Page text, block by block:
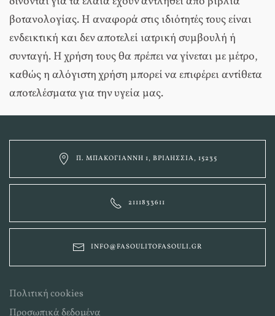
βοτανολογίας. Η αναφορά στις ιδιότητές τους είναι
ενδεικτική και δεν αποτελεί ιατρική συμβουλή ή
συνταγή. Η χρήση τους θα πρέπει να γίνεται με μέτρο,
καθώς η αλόγιστη χρήση μπορεί να επιφέρει αντίθετα
αποτελέσματα για την υγεία μας.
Π. ΜΠΑΚΟΓΙΆΝΝΗ 1, ΒΡΙΛΉΣΣΙΑ, 15235
2111833611
INFO@FASOULITOFASOULI.GR
Πολιτική cookies
Προσωπικά δεδομένα